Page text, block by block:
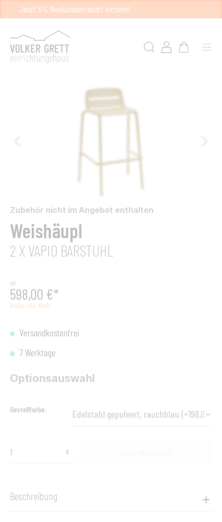
Jetzt 5% Neukundenrabatt sichern!
Zubehör nicht im Angebot enthalten
Weishäupl
2 X VAPIO BARSTUHL
ab
598,00 €*
Preise inkl. MwSt.
Versandkostenfrei
7 Werktage
Optionsauswahl
Gestellfarbe
Beschreibung